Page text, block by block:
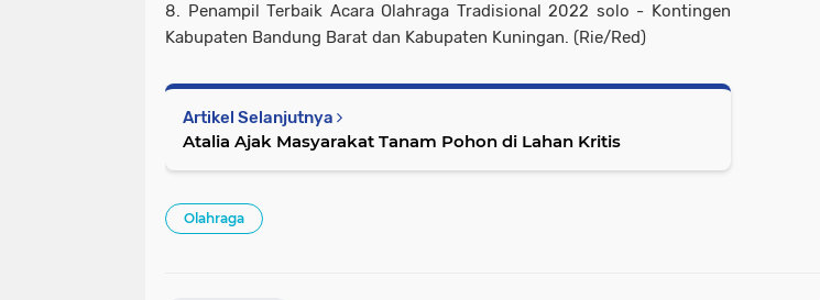
8. Penampil Terbaik Acara Olahraga Tradisional 2022 solo - Kontingen
Kabupaten Bandung Barat dan Kabupaten Kuningan. (Rie/Red)
Artikel Selanjutnya
Atalia Ajak Masyarakat Tanam Pohon di Lahan Kritis
Olahraga